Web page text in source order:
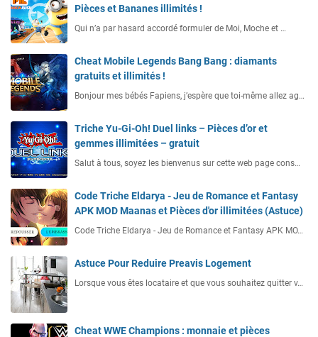
Pièces et Bananes illimités !
Qui n’a par hasard accordé formuler de Moi, Moche et …
Cheat Mobile Legends Bang Bang : diamants
gratuits et illimités !
Bonjour mes bébés Fapiens, j’espère que toi-même allez ag…
Triche Yu-Gi-Oh! Duel links – Pièces d’or et
gemmes illimitées – gratuit
Salut à tous, soyez les bienvenus sur cette web page cons…
Code Triche Eldarya - Jeu de Romance et Fantasy
APK MOD Maanas et Pièces d'or illimitées (Astuce)
Code Triche Eldarya - Jeu de Romance et Fantasy APK MO…
Astuce Pour Reduire Preavis Logement
Lorsque vous êtes locataire et que vous souhaitez quitter v…
Cheat WWE Champions : monnaie et pièces